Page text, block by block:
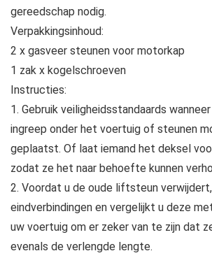
gereedschap nodig.
Verpakkingsinhoud:
2 x gasveer steunen voor motorkap
1 zak x kogelschroeven
Instructies:
1. Gebruik veiligheidsstandaards
ingreep onder het voertuig of steunen
geplaatst. Of laat iemand het deksel
zodat ze het naar behoefte kunnen
2. Voordat u de oude liftsteun
eindverbindingen en vergelijkt u deze
uw voertuig om er zeker van te zijn dat
evenals de verlengde lengte.